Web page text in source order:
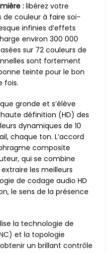
: libérez votre
de couleur à faire soi-
infinies d’effets
environ 300 000
sur 72 couleurs de
sont fortement
teinte pour le bon
fois.
gronde et s’élève
définition (HD) des
dynamiques de 10
chaque ton. L’accord
composite
qui se combine
les meilleurs
de codage audio HD
le sens de la présence
la technologie de
et la topologie
un brillant contrôle